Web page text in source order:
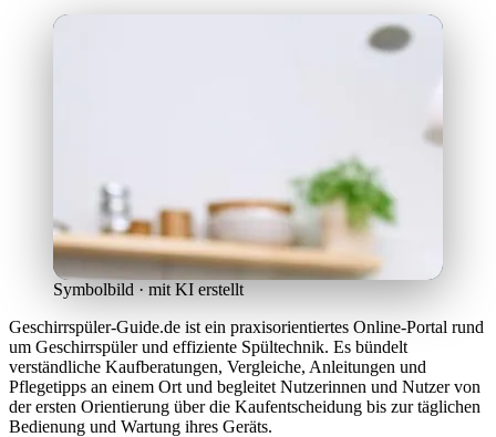
Symbolbild · mit KI erstellt
Geschirrspüler-Guide.de ist ein praxisorientiertes Online-Portal rund
um Geschirrspüler und effiziente Spültechnik. Es bündelt
verständliche Kaufberatungen, Vergleiche, Anleitungen und
Pflegetipps an einem Ort und begleitet Nutzerinnen und Nutzer von
der ersten Orientierung über die Kaufentscheidung bis zur täglichen
Bedienung und Wartung ihres Geräts.